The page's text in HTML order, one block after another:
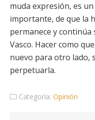
muda expresión, es
importante, de que la
permanece y continúa
Vasco. Hacer como
nuevo para otro lado,
perpetuarla.
Categoría: Opinión